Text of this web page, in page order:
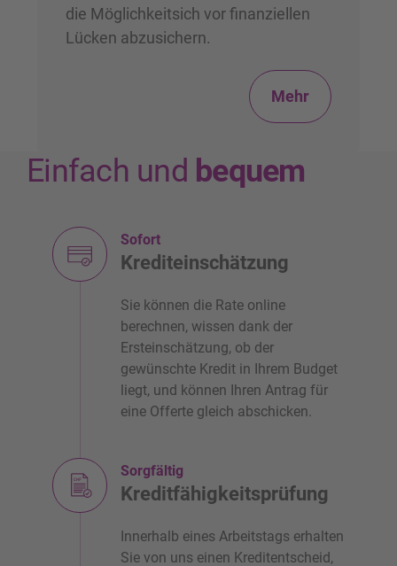
die Möglichkeitsich vor finanziellen
Lücken abzusichern.
Mehr
Einfach und bequem
Sofort
Krediteinschätzung
Sie können die Rate online
berechnen, wissen dank der
Ersteinschätzung, ob der
gewünschte Kredit in Ihrem Budget
liegt, und können Ihren Antrag für
eine Offerte gleich abschicken.
Sorgfältig
Kreditfähigkeitsprüfung
Innerhalb eines Arbeitstags erhalten
Sie von uns einen Kreditentscheid,